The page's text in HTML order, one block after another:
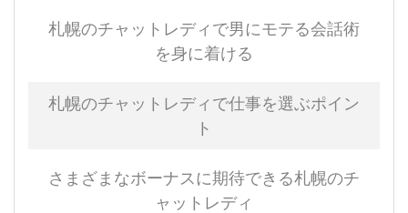
札幌のチャットレディで男にモテる会話術
を身に着ける
札幌のチャットレディで仕事を選ぶポイン
ト
さまざまなボーナスに期待できる札幌のチ
ャットレディ